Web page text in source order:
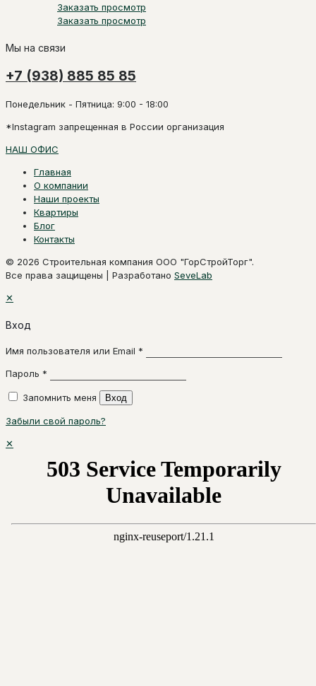
Заказать просмотр
Заказать просмотр
Мы на связи
+7 (938) 885 85 85
Понедельник - Пятница: 9:00 - 18:00
*Instagram запрещенная в России организация
НАШ ОФИС
Главная
О компании
Наши проекты
Квартиры
Блог
Контакты
© 2026 Строительная компания ООО "ГорСтройТорг".
Все права защищены | Разработано SeveLab
✕
Вход
Имя пользователя или Email *
Пароль *
Запомнить меня Вход
Забыли свой пароль?
✕